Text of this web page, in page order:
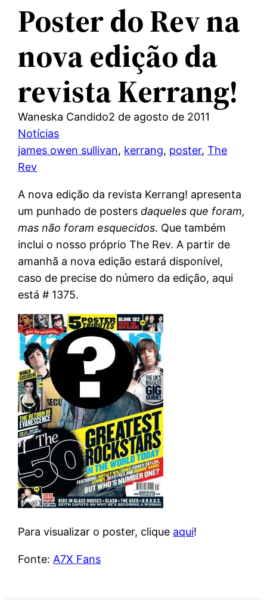
Poster do Rev na
nova edição da
revista Kerrang!
Waneska Candido2 de agosto de 2011
Notícias
james owen sullivan, kerrang, poster, The
Rev
A nova edição da revista Kerrang! apresenta
um punhado de postersdaqueles que foram,
mas não foram esquecidos. Que também
inclui o nosso próprio The Rev. A partir de
amanhã a nova edição estará disponível,
caso de precise do número da edição, aqui
está # 1375.
Para visualizar o poster, clique aqui!
Fonte: A7X Fans